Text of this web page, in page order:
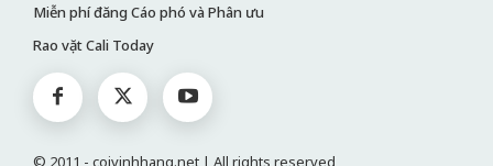
Miễn phí đăng Cáo phó và Phân ưu
Rao vặt Cali Today
© 2011 - coivinhhang.net | All rights reserved